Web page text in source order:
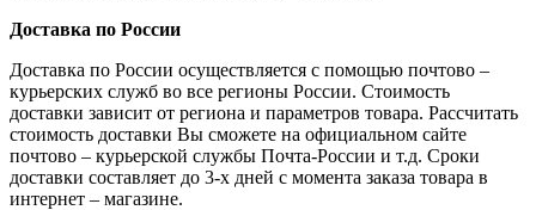
Доставка по России
Доставка по России осуществляется с помощью почтово –
курьерских служб во все регионы России. Стоимость
доставки зависит от региона и параметров товара. Рассчитать
стоимость доставки Вы сможете на официальном сайте
почтово – курьерской службы Почта-России и т.д. Сроки
доставки составляет до 3-х дней с момента заказа товара в
интернет – магазине.